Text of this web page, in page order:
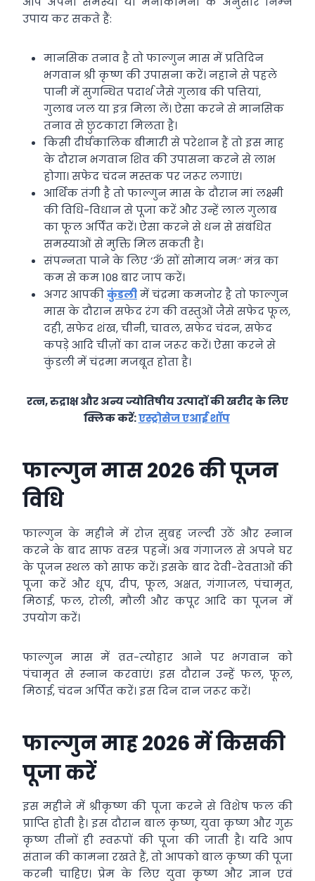
उपाय कर सकते हैं:
मानसिक तनाव है तो फाल्गुन मास में प्रतिदिन
भगवान श्री कृष्ण की उपासना करें। नहाने से पहले
पानी में सुगन्धित पदार्थ जैसे गुलाब की पत्तियां,
गुलाब जल या इत्र मिला लें। ऐसा करने से मानसिक
तनाव से छुटकारा मिलता है।
किसी दीर्घकालिक बीमारी से परेशान हैं तो इस माह
के दौरान भगवान शिव की उपासना करने से लाभ
होगा। सफेद चंदन मस्तक पर जरूर लगाएं।
आर्थिक तंगी है तो फाल्गुन मास के दौरान मां लक्ष्मी
की विधि-विधान से पूजा करें और उन्हें लाल गुलाब
का फूल अर्पित करें। ऐसा करने से धन से संबंधित
समस्याओं से मुक्ति मिल सकती है।
संपन्‍नता पाने के लिए ‘ॐ सों सोमाय नमः’ मंत्र का
कम से कम 108 बार जाप करें।
अगर आपकीकुंडलीमें चंद्रमा कमजोर है तो फाल्गुन
मास के दौरान सफेद रंग की वस्तुओं जैसे सफेद फूल,
दही, सफेद शंख, चीनी, चावल, सफेद चंदन, सफेद
कपड़े आदि चीज़ों का दान जरूर करें। ऐसा करने से
कुंडली में चंद्रमा मजबूत होता है।
रत्न, रुद्राक्ष और अन्य ज्योतिषीय उत्पादों की खरीद के लिए
क्लिक करें:एस्ट्रोसेज एआई शॉप
फाल्‍गुन मास 2026 की पूजन
विधि
फाल्‍गुन के महीने में रोज़ सुबह जल्‍दी उठें और स्‍नान
करने के बाद साफ वस्‍त्र पहनें। अब गंगाजल से अपने घर
के पूजन स्‍थल को साफ करें। इसके बाद देवी-देवताओं की
पूजा करें और धूप, दीप, फूल, अक्षत, गंगाजल, पंचामृत,
मिठाई, फल, रोली, मौली और कपूर आदि का पूजन में
उपयोग करें।
फाल्‍गुन मास में व्रत-त्‍योहार आने पर भगवान को
पंचामृत से स्‍नान करवाएं। इस दौरान उन्‍हें फल, फूल,
मिठाई, चंदन अर्पित करें। इस दिन दान जरूर करें।
फाल्‍गुन माह 2026 में किसकी
पूजा करें
इस महीने में श्रीकृष्‍ण की पूजा करने से विशेष फल की
प्राप्‍ति होती है। इस दौरान बाल कृष्‍ण, युवा कृष्‍ण और गुरु
कृष्‍ण तीनों ही स्‍वरूपों की पूजा की जाती है। यदि आप
संतान की कामना रखते हैं, तो आपको बाल कृष्‍ण की पूजा
करनी चाहिए। प्रेम के लिए युवा कृष्‍ण और ज्ञान एवं